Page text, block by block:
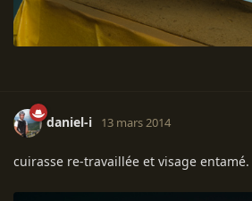
daniel-i 13 mars 2014
cuirasse re-travaillée et visage entamé.